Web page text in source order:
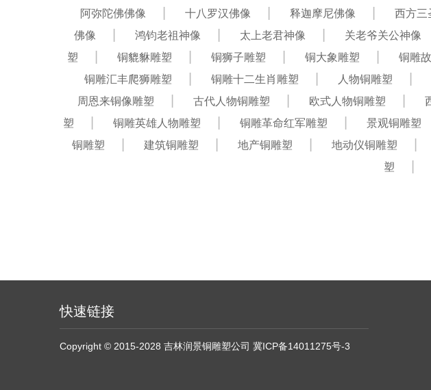
阿弥陀佛佛像
十八罗汉佛像 释迦摩尼佛像 西方三
佛像
鸿钧老祖神像 太上老君神像 关老爷关公神像
塑
铜貔貅雕塑 铜狮子雕塑 铜大象雕塑 铜雕
铜雕汇丰爬狮雕塑
铜雕十二生肖雕塑 人物铜雕塑
周恩来铜像雕塑
古代人物铜雕塑 欧式人物铜雕塑
塑
铜雕英雄人物雕塑 铜雕革命红军雕塑 景观铜雕塑
铜雕塑
建筑铜雕塑 地产铜雕塑 地动仪铜雕塑
塑
快速链接
Copyright © 2015-2028 吉林润景铜雕塑公司 冀ICP备14011275号-3